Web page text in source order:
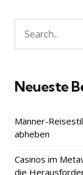
Search
for:
Neueste
Männer-
abheben
Casinos im
die